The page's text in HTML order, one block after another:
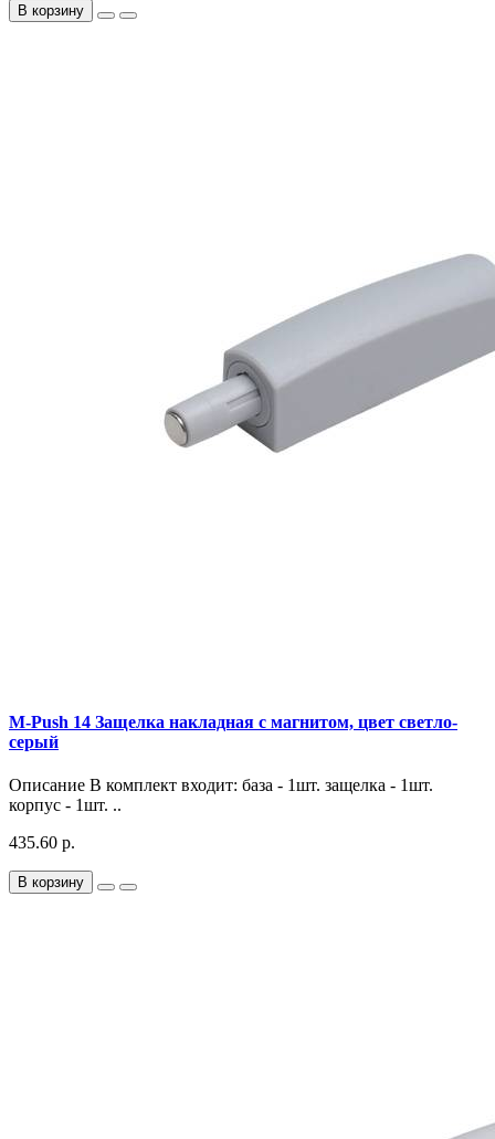
В корзину
M-Push 14 Защелка накладная с магнитом, цвет светло-
серый
Описание В комплект входит: база - 1шт. защелка - 1шт.
корпус - 1шт. ..
435.60 р.
В корзину